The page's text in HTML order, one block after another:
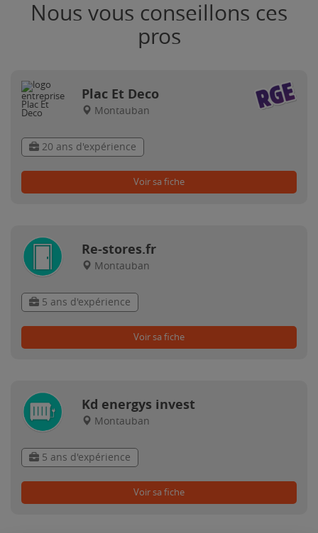
Nous vous conseillons ces
pros
Plac Et Deco
Montauban
20 ans d'expérience
Voir sa fiche
Re-stores.fr
Montauban
5 ans d'expérience
Voir sa fiche
Kd energys invest
Montauban
5 ans d'expérience
Voir sa fiche